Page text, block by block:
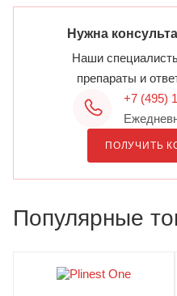
Нужна
Наши
препараты и
+7 (495)
ПОЛУЧИТЬ
Популярные